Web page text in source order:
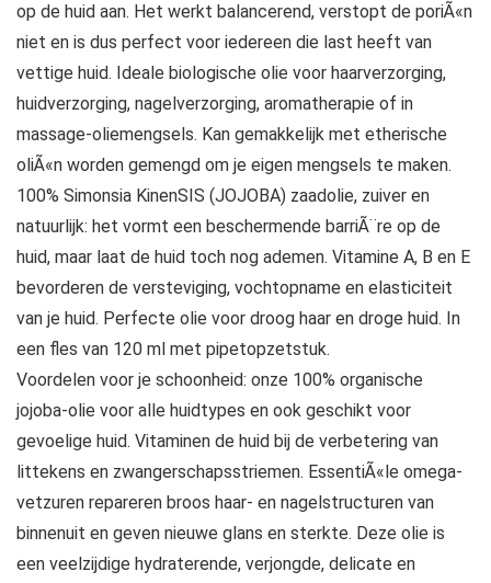
op de huid aan. Het werkt balancerend, verstopt de poriÃ«n
niet en is dus perfect voor iedereen die last heeft van
vettige huid. Ideale biologische olie voor haarverzorging,
huidverzorging, nagelverzorging, aromatherapie of in
massage-oliemengsels. Kan gemakkelijk met etherische
oliÃ«n worden gemengd om je eigen mengsels te maken.
100% Simonsia KinenSIS (JOJOBA) zaadolie, zuiver en
natuurlijk: het vormt een beschermende barriÃ¨re op de
huid, maar laat de huid toch nog ademen. Vitamine A, B en E
bevorderen de versteviging, vochtopname en elasticiteit
van je huid. Perfecte olie voor droog haar en droge huid. In
een fles van 120 ml met pipetopzetstuk.
Voordelen voor je schoonheid: onze 100% organische
jojoba-olie voor alle huidtypes en ook geschikt voor
gevoelige huid. Vitaminen de huid bij de verbetering van
littekens en zwangerschapsstriemen. EssentiÃ«le omega-
vetzuren repareren broos haar- en nagelstructuren van
binnenuit en geven nieuwe glans en sterkte. Deze olie is
een veelzijdige hydraterende, verjongde, delicate en